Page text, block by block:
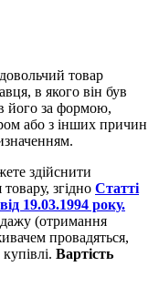
товар
в якого він був
його за формою,
або з інших причин
здійснити
згідно Статті
19.03.1994 року.
(отримання
провадяться,
Вартість